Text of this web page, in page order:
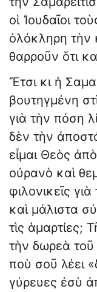
οἱ Ἰουδαῖοι
ὁλόκληρη τὴν
θαρροῦν ὅτι
Ἔτσι κι ἡ
βουτηγμένη
γιὰ τὴν πόση
δὲν τὴν
εἶμαι Θεὸς
οὐρανὸ καὶ
φιλονικεῖς
καὶ μάλιστα
τὶς ἁμαρτίες;
τὴν δωρεὰ τοῦ
ποὺ σοῦ λέει
γύρευες ἐσὺ